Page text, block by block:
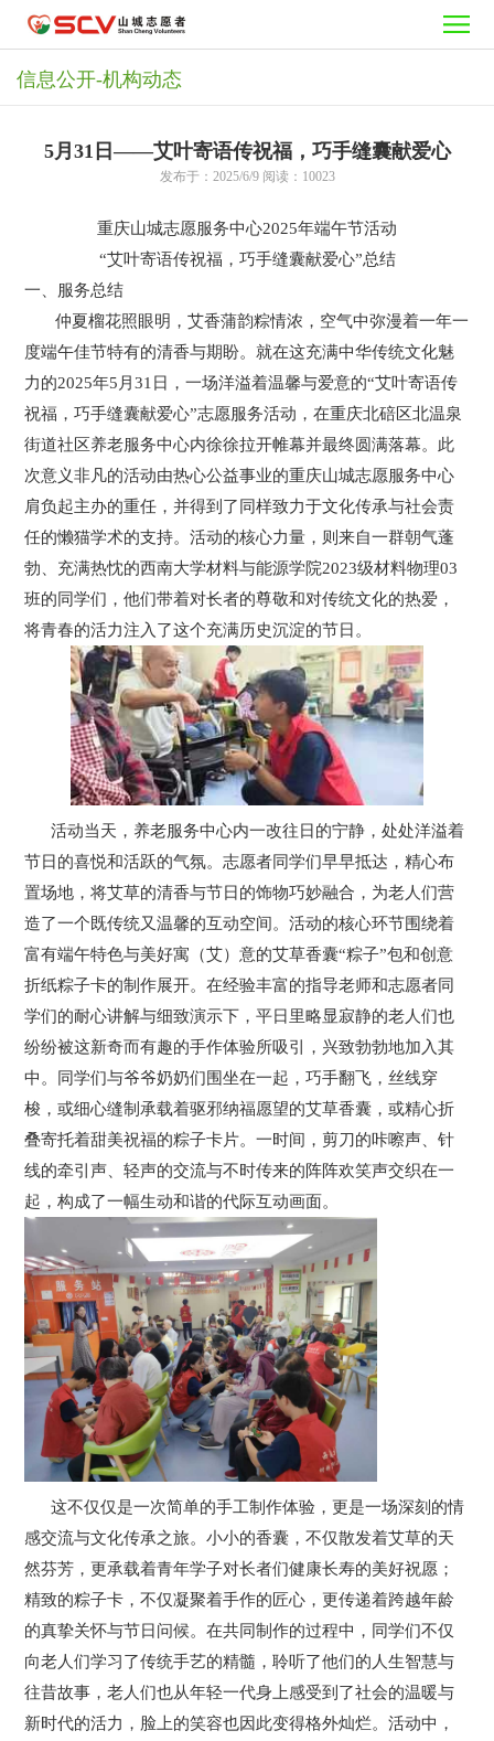
页
志信息公开-机构动态
5月31日——艾叶寄语传祝福，巧手缝囊献爱心
发布于：2025/6/9 阅读：10023
重庆山城志愿服务中心2025年端午节活动
“艾叶寄语传祝福，巧手缝囊献爱心”总结
一、服务总结
仲夏榴花照眼明，艾香蒲韵粽情浓，空气中弥漫着一年一
度端午佳节特有的清香与期盼。就在这充满中华传统文化魅
力的2025年5月31日，一场洋溢着温馨与爱意的“艾叶寄语传
祝福，巧手缝囊献爱心”志愿服务活动，在重庆北碚区北温泉
街道社区养老服务中心内徐徐拉开帷幕并最终圆满落幕。此
次意义非凡的活动由热心公益事业的重庆山城志愿服务中心
肩负起主办的重任，并得到了同样致力于文化传承与社会责
任的懒猫学术的支持。活动的核心力量，则来自一群朝气蓬
勃、充满热忱的西南大学材料与能源学院2023级材料物理03
班的同学们，他们带着对长者的尊敬和对传统文化的热爱，
将青春的活力注入了这个充满历史沉淀的节日。
活动当天，养老服务中心内一改往日的宁静，处处洋溢着
节日的喜悦和活跃的气氛。志愿者同学们早早抵达，精心布
置场地，将艾草的清香与节日的饰物巧妙融合，为老人们营
造了一个既传统又温馨的互动空间。活动的核心环节围绕着
富有端午特色与美好寓（艾）意的艾草香囊“粽子”包和创意
折纸粽子卡的制作展开。在经验丰富的指导老师和志愿者同
学们的耐心讲解与细致演示下，平日里略显寂静的老人们也
纷纷被这新奇而有趣的手作体验所吸引，兴致勃勃地加入其
中。同学们与爷爷奶奶们围坐在一起，巧手翻飞，丝线穿
梭，或细心缝制承载着驱邪纳福愿望的艾草香囊，或精心折
叠寄托着甜美祝福的粽子卡片。一时间，剪刀的咔嚓声、针
线的牵引声、轻声的交流与不时传来的阵阵欢笑声交织在一
起，构成了一幅生动和谐的代际互动画面。
这不仅仅是一次简单的手工制作体验，更是一场深刻的情
感交流与文化传承之旅。小小的香囊，不仅散发着艾草的天
然芬芳，更承载着青年学子对长者们健康长寿的美好祝愿；
精致的粽子卡，不仅凝聚着手作的匠心，更传递着跨越年龄
的真挚关怀与节日问候。在共同制作的过程中，同学们不仅
向老人们学习了传统手艺的精髓，聆听了他们的人生智慧与
往昔故事，老人们也从年轻一代身上感受到了社会的温暖与
新时代的活力，脸上的笑容也因此变得格外灿烂。活动中，